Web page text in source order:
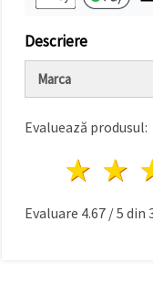
Descriere
Marca
Evaluează produsul:
1
Evaluare 4.67 /5 din